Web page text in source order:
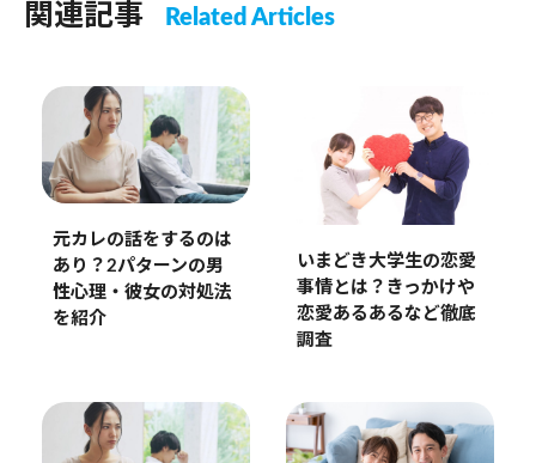
関連記事 Related Articles
元カレの話をするのは
あり？2パターンの男
性心理・彼女の対処法
を紹介
いまどき大学生の恋愛
事情とは？きっかけや
恋愛あるあるなど徹底
調査